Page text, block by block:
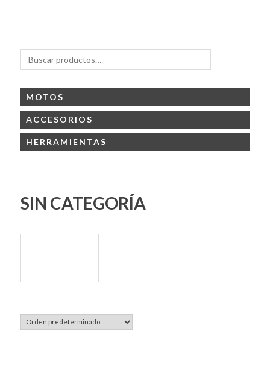
Motoshop
SIN CATEGORÍA
Marcas
Buscar
por:
MOTOS
ACCESORIOS
HERRAMIENTAS